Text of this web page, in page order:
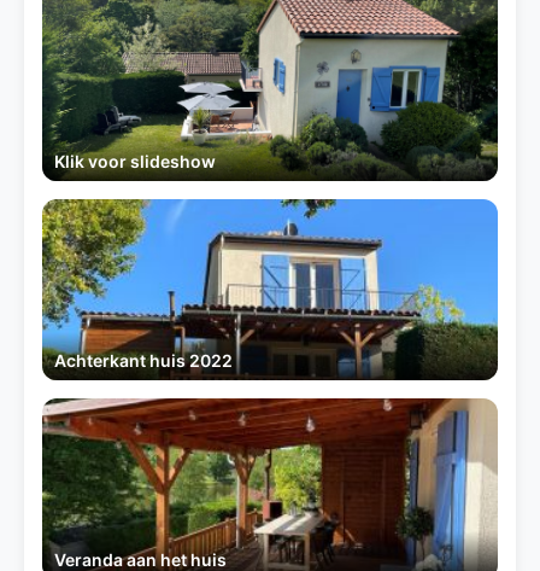
Klik voor slideshow
Achterkant huis 2022
Veranda aan het huis